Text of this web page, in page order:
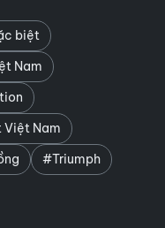
biệt
Nam
Việt Nam
#Triumph